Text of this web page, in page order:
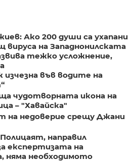
Ако 200 души са ухапани
вируса на Западнонилската
тежко усложнение,
във водите на
чудотворната икона на
– "Хавайска"
на недоверие срещу Джани
направил
експертизата на
няма необходимото